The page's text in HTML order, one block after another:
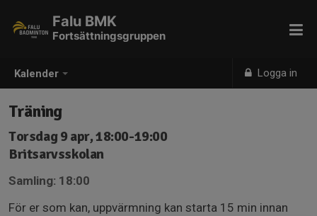
Kalender Logga in
Falu BMK
Fortsättningsgruppen
Träning
Torsdag 9 apr, 18:00-19:00
Britsarvsskolan
Samling: 18:00
För er som kan, uppvärmning kan starta 15 min innan